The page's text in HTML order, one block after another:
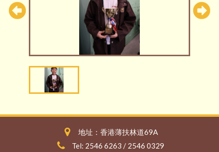
地址：香港薄扶林道69A
Tel: 2546 6263 / 2546 0329